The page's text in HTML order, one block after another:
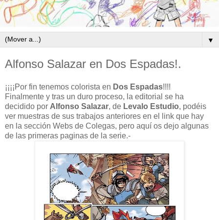
▼
Alfonso Salazar en Dos Espadas!.
¡¡¡¡Por fin tenemos colorista en Dos Espadas!!!!
Finalmente y tras un duro proceso, la editorial se ha
decidido por Alfonso Salazar, de Levalo Estudio, podéis
ver muestras de sus trabajos anteriores en el link que hay
en la sección Webs de Colegas, pero aquí os dejo algunas
de las primeras paginas de la serie.-